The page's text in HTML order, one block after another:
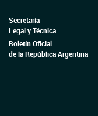
Secretaría
Legal y Técnica
Boletín Oficial
de la República Argentina